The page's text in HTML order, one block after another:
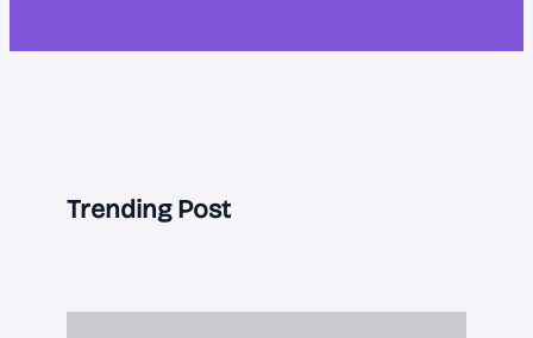
Trending Post